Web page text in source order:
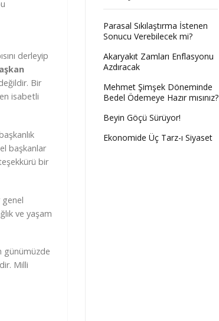
derleyip
Bir
isabetli
başkanlar
bir
genel
ve yaşam
günümüzde
Milli
Parasal Sıkılaştırma İstenen
Sonucu Verebilecek mi?
Akaryakıt Zamları Enflasyonu
Azdıracak
Mehmet Şimşek Döneminde
Bedel Ödemeye Hazır mısınız?
Beyin Göçü Sürüyor!
Ekonomide Üç Tarz-ı Siyaset